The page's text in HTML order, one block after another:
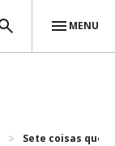
MENU
Sete coisas que